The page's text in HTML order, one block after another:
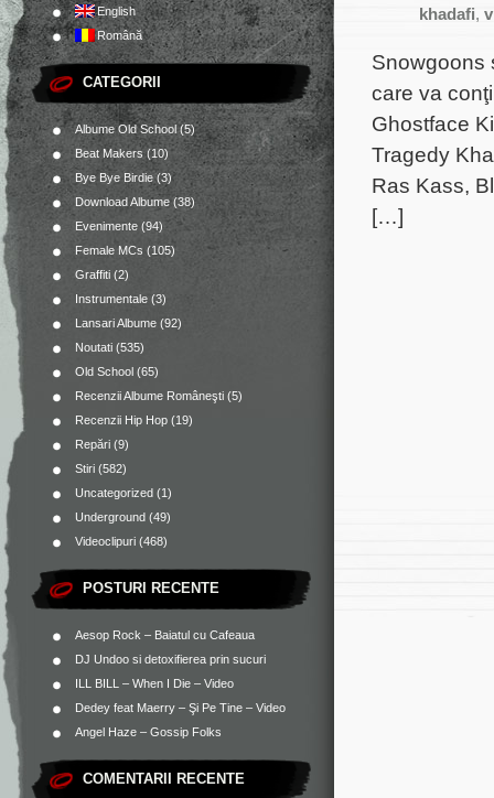
English
Română
CATEGORII
Albume Old School(5)
Beat Makers(10)
Bye Bye Birdie(3)
Download Albume (38)
Evenimente (94)
Female MCs (105)
Graffiti (2)
Instrumentale (3)
Lansari Albume (92)
Noutati (535)
Old School (65)
Recenzii Albume Româneşti (5)
Recenzii Hip Hop (19)
Repări (9)
Stiri (582)
Uncategorized (1)
Underground (49)
Videoclipuri (468)
POSTURI RECENTE
Aesop Rock – Baiatul cu Cafeaua
DJ Undoo si detoxifierea prin sucuri
ILL BILL – When I Die – Video
Dedey feat Maerry – Şi Pe Tine – Video
Angel Haze – Gossip Folks
COMENTARII RECENTE
khadafi,
Snowgoons
care va
Ghostface
Tragedy
Ras Kass,
[…]